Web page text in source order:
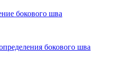
бокового шва
бокового шва